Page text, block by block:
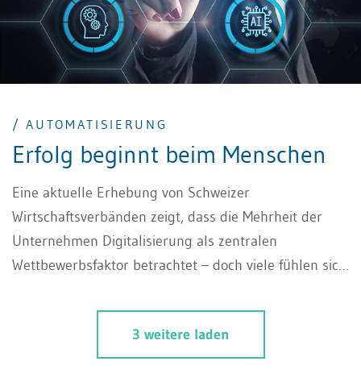
/ AUTOMATISIERUNG
Erfolg beginnt beim Menschen
Eine aktuelle Erhebung von Schweizer
Wirtschaftsverbänden zeigt, dass die Mehrheit der
Unternehmen Digitalisierung als zentralen
Wettbewerbsfaktor betrachtet – doch viele fühlen sich
Strategien existieren oft auf dem Papier, bleiben aber
in der Umsetzung stecken. Technologie allein reicht
längst nicht mehr. Wer Prozesse digitalisieren will,
3 weitere laden